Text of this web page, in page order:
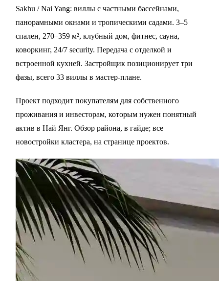
Sakhu / Nai Yang: виллы с частными бассейнами,
панорамными окнами и тропическими садами. 3–5
спален, 270–359 м², клубный дом, фитнес, сауна,
коворкинг, 24/7 security. Передача с отделкой и
встроенной кухней. Застройщик позиционирует три
фазы, всего 33 виллы в мастер-плане.
Проект подходит покупателям для собственного
проживания и инвесторам, которым нужен понятный
актив в Най Янг. Обзор района, в гайде; все
новостройки кластера, на странице проектов.